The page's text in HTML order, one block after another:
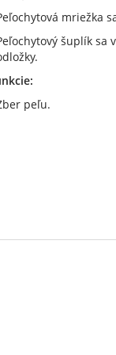
mriežka
šuplík sa
peľu.